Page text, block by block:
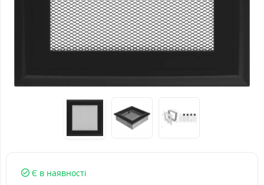
Є в наявності